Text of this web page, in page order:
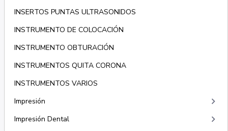
INSERTOS PUNTAS ULTRASONIDOS
INSTRUMENTO DE COLOCACIÓN
INSTRUMENTO OBTURACIÓN
INSTRUMENTOS QUITA CORONA
INSTRUMENTOS VARIOS
Impresión
keyboard_arrow_right
Impresión Dental keyboard_arrow_right